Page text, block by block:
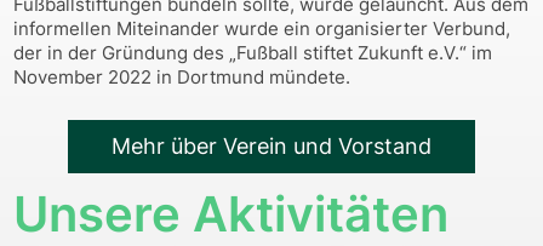
informellen Miteinander wurde ein organisierter Verbund,
der in der Gründung des „Fußball stiftet Zukunft e.V.“ im
November 2022 in Dortmund mündete.
Mehr über Verein und Vorstand
Unsere Aktivitäten